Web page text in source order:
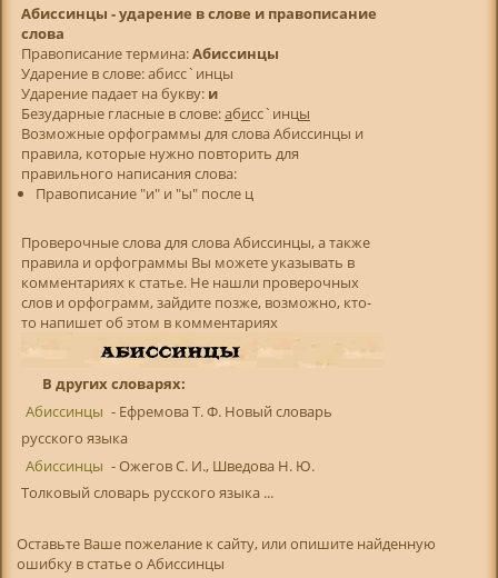
Абиссинцы - ударение в слове и правописание
слова
Правописание термина:Абиссинцы
Ударение в слове: абисс`инцы
Ударение падает на букву: и
Безударные гласные в слове:абисс`инцы
Возможные орфограммы для слова Абиссинцы и
правила, которые нужно повторить для
правильного написания слова:
Правописание "и" и "ы" после ц
Проверочные слова для слова Абиссинцы, а также
правила и орфограммы Вы можете указывать в
комментариях к статье. Не нашли проверочных
слов и орфограмм, зайдите позже, возможно, кто-
то напишет об этом в комментариях
В других словарях:
Абиссинцы - Ефремова Т. Ф. Новый словарь
русского языка
Абиссинцы - Ожегов С. И., Шведова Н. Ю.
Толковый словарь русского языка ...
Оставьте Ваше пожелание к сайту, или опишите найденную
ошибку в статье о Абиссинцы